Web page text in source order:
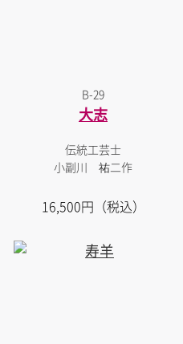
B-29
大志
伝統工芸士
小副川 祐二作
16,500円（税込）